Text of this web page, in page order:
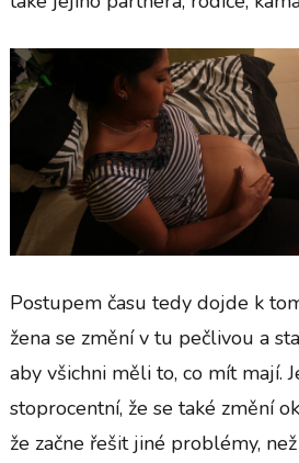
Postupem času tedy dojde k
žena se změní v tu pečlivou a
aby všichni měli to, co mít mají.
stoprocentní, že se také změní
že začne řešit jiné problémy,